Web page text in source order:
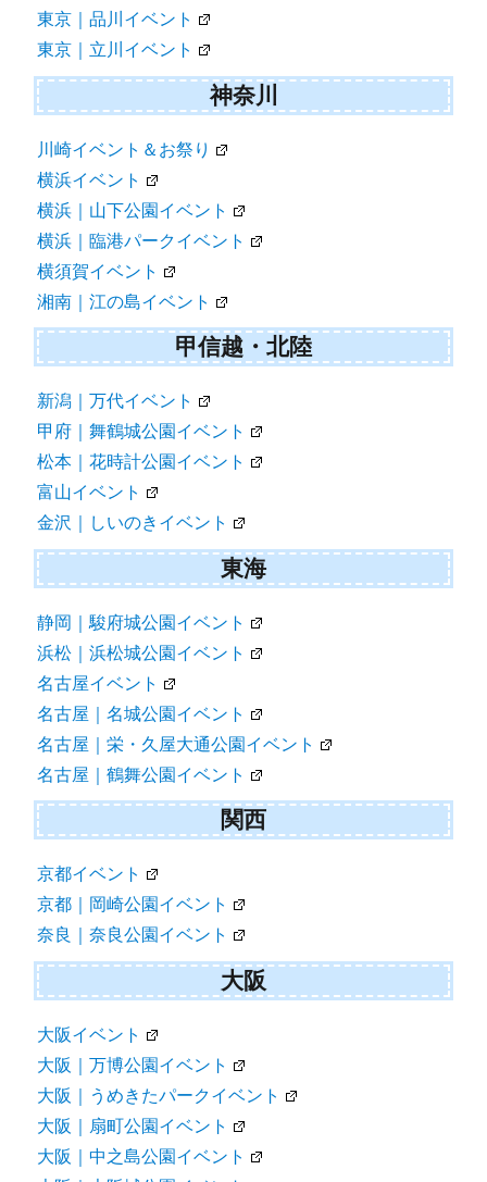
東京｜品川イベント
東京｜立川イベント
神奈川
川崎イベント＆お祭り
横浜イベント
横浜｜山下公園イベント
横浜｜臨港パークイベント
横須賀イベント
湘南｜江の島イベント
甲信越・北陸
新潟｜万代イベント
甲府｜舞鶴城公園イベント
松本｜花時計公園イベント
富山イベント
金沢｜しいのきイベント
東海
静岡｜駿府城公園イベント
浜松｜浜松城公園イベント
名古屋イベント
名古屋｜名城公園イベント
名古屋｜栄・久屋大通公園イベント
名古屋｜鶴舞公園イベント
関西
京都イベント
京都｜岡崎公園イベント
奈良｜奈良公園イベント
大阪
大阪イベント
大阪｜万博公園イベント
大阪｜うめきたパークイベント
大阪｜扇町公園イベント
大阪｜中之島公園イベント